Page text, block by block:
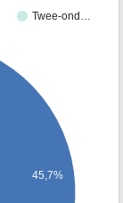
Twee-ond…
45,7%